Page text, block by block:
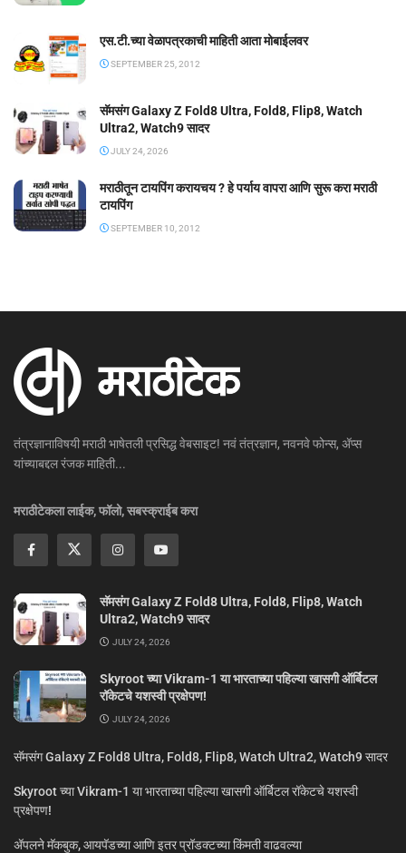
एस.टी.च्या वेळापत्रकाची माहिती आता मोबाईलवर
SEPTEMBER 25, 2012
सॅमसंग Galaxy Z Fold8 Ultra, Fold8, Flip8, Watch
Ultra2, Watch9 सादर
JULY 24, 2026
मराठीतून टायपिंग करायचय ? हे पर्याय वापरा आणि सुरू करा मराठी
टायपिंग
SEPTEMBER 10, 2012
तंत्रज्ञानाविषयी मराठी भाषेतली प्रसिद्ध वेबसाइट! नवं तंत्रज्ञान, नवनवे फोन्स, ॲप्स
यांच्याबद्दल रंजक माहिती...
मराठीटेकला लाईक, फॉलो, सबस्क्राईब करा
सॅमसंग Galaxy Z Fold8 Ultra, Fold8, Flip8, Watch
Ultra2, Watch9 सादर
JULY 24, 2026
Skyroot च्या Vikram-1 या भारताच्या पहिल्या खासगी ऑर्बिटल
रॉकेटचे यशस्वी प्रक्षेपण!
JULY 24, 2026
सॅमसंग Galaxy Z Fold8 Ultra, Fold8, Flip8, Watch Ultra2, Watch9 सादर
Skyroot च्या Vikram-1 या भारताच्या पहिल्या खासगी ऑर्बिटल रॉकेटचे यशस्वी
प्रक्षेपण!
ॲपलने मॅकबुक, आयपॅडच्या आणि इतर प्रॉडक्टच्या किंमती वाढवल्या